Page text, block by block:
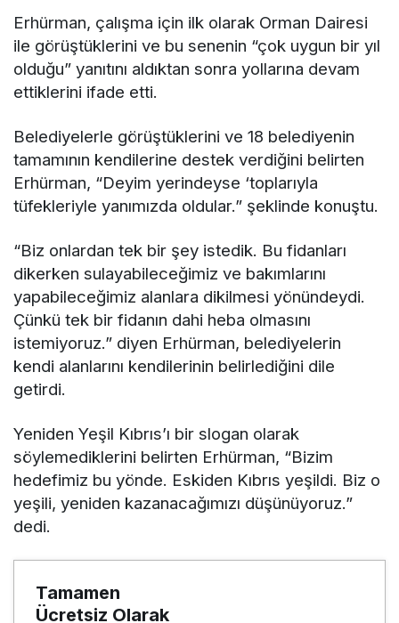
Erhürman, çalışma için ilk olarak Orman Dairesi
ile görüştüklerini ve bu senenin “çok uygun bir yıl
olduğu” yanıtını aldıktan sonra yollarına devam
ettiklerini ifade etti.
Belediyelerle görüştüklerini ve 18 belediyenin
tamamının kendilerine destek verdiğini belirten
Erhürman, “Deyim yerindeyse ‘toplarıyla
tüfekleriyle yanımızda oldular.” şeklinde konuştu.
“Biz onlardan tek bir şey istedik. Bu fidanları
dikerken sulayabileceğimiz ve bakımlarını
yapabileceğimiz alanlara dikilmesi yönündeydi.
Çünkü tek bir fidanın dahi heba olmasını
istemiyoruz.” diyen Erhürman, belediyelerin
kendi alanlarını kendilerinin belirlediğini dile
getirdi.
Yeniden Yeşil Kıbrıs’ı bir slogan olarak
söylemediklerini belirten Erhürman, “Bizim
hedefimiz bu yönde. Eskiden Kıbrıs yeşildi. Biz o
yeşili, yeniden kazanacağımızı düşünüyoruz.”
dedi.
Tamamen
Ücretsiz Olarak